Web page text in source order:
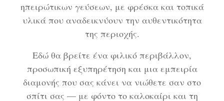
ηπειρώτικων γεύσεων, με φρέσκα και τοπικά
υλικά που αναδεικνύουν την αυθεντικότητα
της περιοχής.
Εδώ θα βρείτε ένα φιλικό περιβάλλον,
προσωπική εξυπηρέτηση και μια εμπειρία
διαμονής που σας κάνει να νιώθετε σαν στο
σπίτι σας — με φόντο το καλοκαίρι και τη